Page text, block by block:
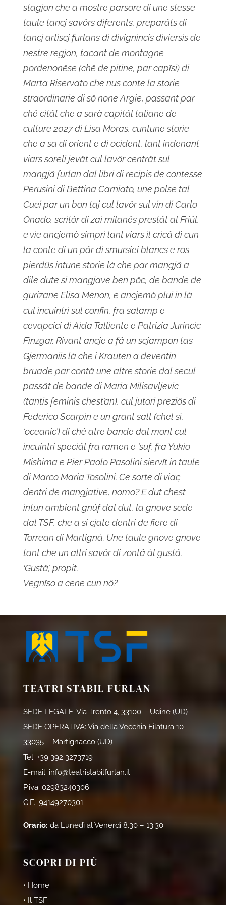
stagjon che a mostre parsore di une stesse
taule tancj savôrs diferents, preparâts di
tancj artiscj furlans di divignincis diviersis de
nestre regjon, tacant de montagne
pordenonêse (chê de pitine, par capîsi) di
Marta Riservato che nus conte la storie
straordinarie di sô none Argie, passant par
chê citât che a sarà capitâl taliane de
culture 2027 di Lisa Moras, cuntune storie
che a sa di orient e di ocident, lant indenant
viars soreli jevât cul lavôr centrât sul
mangjâ furlan dal libri di recipis de contesse
Perusini di Bettina Carniato, une polse tal
Cuei par un bon taj cul lavôr sul vin di Carlo
Onado, scritôr di zai milanês prestât al Friûl,
e vie ancjemò simpri lant viars il cricâ dì cun
la conte di un pâr di smursiei blancs e ros
pierdûs intune storie là che par mangjâ a
dile dute si mangjave ben pôc, de bande de
gurizane Elisa Menon, e ancjemò plui in là
cul incuintri sul confin, fra salamp e
cevapcici di Aida Talliente e Patrizia Jurincic
Finzgar. Rivant ancje a fâ un scjampon tas
Gjermaniis là che i Krauten a deventin
bruade par contâ une altre storie dal secul
passât de bande di Maria Milisavljevic
(tantis feminis chest’an), cul jutori preziôs di
Federico Scarpin e un grant salt (chel sì,
‘oceanic’) di chê atre bande dal mont cul
incuintri speciâl fra ramen e ‘suf, fra Yukio
Mishima e Pier Paolo Pasolini siervît in taule
di Marco Maria Tosolini. Ce sorte di viaç
dentri de mangjative, nomo? E dut chest
intun ambient gnûf dal dut, la gnove sede
dal TSF, che a si cjate dentri de fiere di
Torrean di Martignà. Une taule gnove gnove
tant che un altri savôr di zontâ àl gustâ.
‘Gustâ’, propit.
Vegnîso a cene cun nô?
TEATRI STABIL FURLAN
SEDE LEGALE: Via Trento 4, 33100 – Udine (UD)
SEDE OPERATIVA: Via della Vecchia Filatura 10
33035 – Martignacco (UD)
Tel. +39 392 3273719
E-mail: info@teatristabilfurlan.it
P.iva: 02983240306
C.F.: 94149270301
Orario: da Lunedì al Venerdì 8.30 – 13.30
SCOPRI DI PIÙ
• Home
• Il TSF